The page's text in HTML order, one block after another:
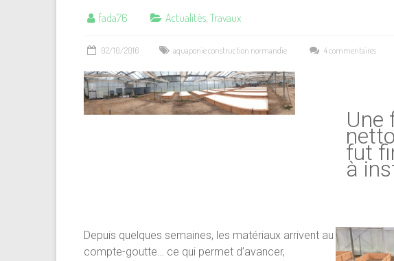
fada76 Actualités, Travaux
02/10/2016 aquaponie construction normandie 4 commentaires
Une
fut
à
Depuis quelques semaines, les matériaux arrivent au
compte-goutte… ce qui permet d’avancer,